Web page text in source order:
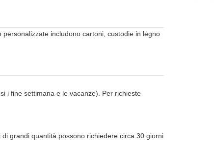
includono cartoni, custodie in legno
i fine settimana e le vacanze). Per richieste
grandi quantità possono richiedere circa 30 giorni